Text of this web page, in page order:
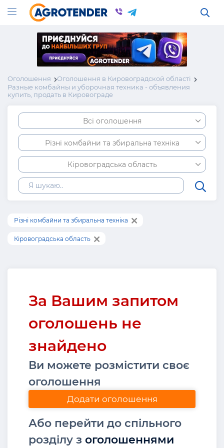
Оголошення
Оголошення в Кировоградской області
Разные комбайны и уборочная техника - объявления
купить, продать в Кировограде
Всі оголошення
Різні комбайни та збиральна техніка
Кіровоградська область
Різні комбайни та збиральна техніка
Кіровоградська область
За Вашим запитом
оголошень не
знайдено
Ви можете розмістити своє
оголошення
Додати оголошення
Або перейти до спільного
розділу з оголошеннями